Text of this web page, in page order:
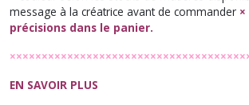
message à la créatrice avant de commander
précisions dans le panier.
EN SAVOIR PLUS